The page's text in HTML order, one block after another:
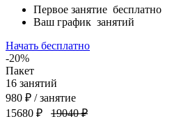
Первое занятие бесплатно
Ваш график занятий
Начать бесплатно
-20%
Пакет
16 занятий
980 ₽ / занятие
15680 ₽
19040 ₽